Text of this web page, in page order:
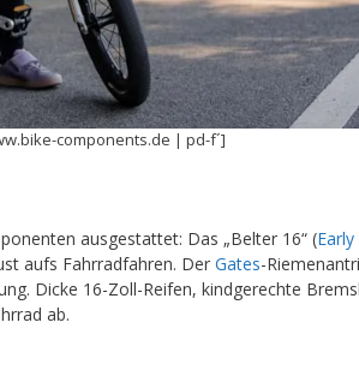
components.de | pd-f´]
ausgestattet: Das „Belter 16“ (
aufs Fahrradfahren. Der Gates-
Dicke 16-Zoll-Reifen, kindgerechte
ab.